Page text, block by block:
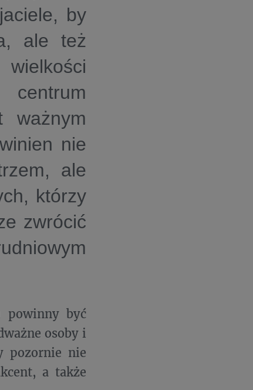
by
ale też
ważnym
nie
ale
którzy
zwrócić
powinny być
osoby i
pozornie nie
a także